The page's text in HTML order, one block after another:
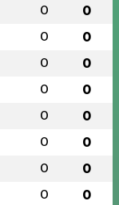
0 0
0 0
0 0
0 0
0 0
0 0
0 0
0 0